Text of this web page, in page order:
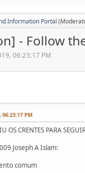
Information Portal
- Follow
06:23:17 PM
06:23:17 PM
OS CRENTES PARA
Joseph A Islam:
comum